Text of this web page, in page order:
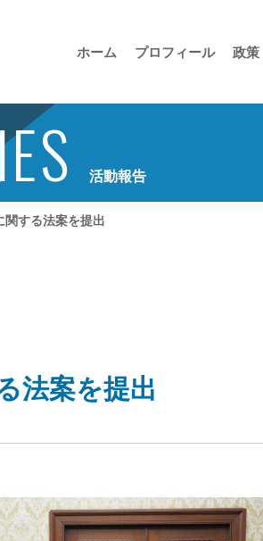
ホーム プロフィール 政策
活動報告
関する法案を提出
法案を提出